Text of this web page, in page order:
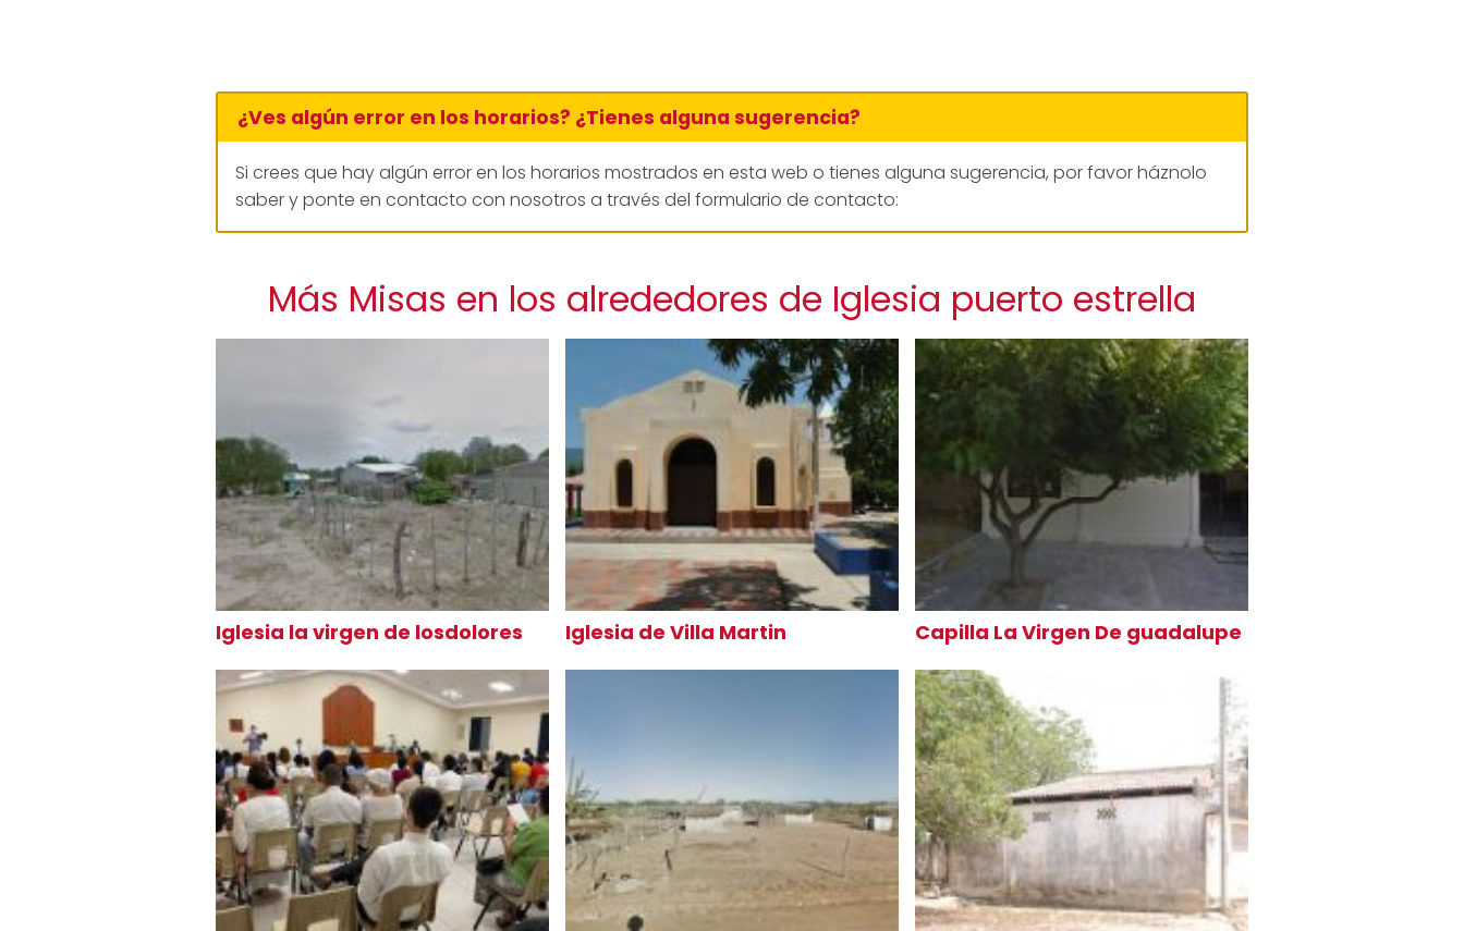
¿Ves algún error en los horarios? ¿Tienes alguna sugerencia?
Si crees que hay algún error en los horarios mostrados en esta web o tienes alguna sugerencia, por favor háznolo
saber y ponte en contacto con nosotros a través del formulario de contacto:
Más Misas en los alrededores de Iglesia puerto estrella
Iglesia la virgen de losdolores Iglesia de Villa Martin Capilla La Virgen De guadalupe